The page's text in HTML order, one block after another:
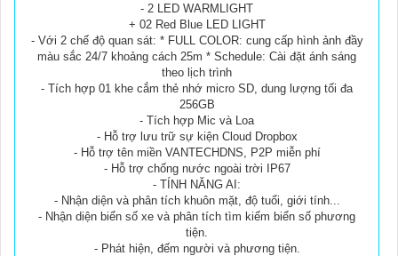
- 2 LED WARMLIGHT
+ 02 Red Blue LED LIGHT
- Với 2 chế độ quan sát: * FULL COLOR: cung cấp hình ảnh đầy
màu sắc 24/7 khoảng cách 25m * Schedule: Cài đặt ánh sáng
theo lịch trình
- Tích hợp 01 khe cắm thẻ nhớ micro SD, dung lượng tối đa
256GB
- Tích hợp Mic và Loa
- Hỗ trợ lưu trữ sự kiện Cloud Dropbox
- Hỗ trợ tên miền VANTECHDNS, P2P miễn phí
- Hỗ trợ chống nước ngoài trời IP67
- TÍNH NĂNG AI:
- Nhận diện và phân tích khuôn mặt, độ tuổi, giới tính...
- Nhận diện biển số xe và phân tích tìm kiếm biển số phương
tiện.
- Phát hiện, đếm người và phương tiện.